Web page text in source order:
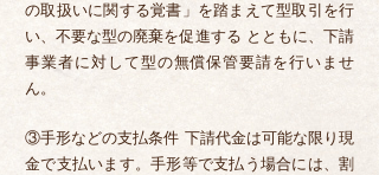
の取扱いに関する覚書」を踏まえて型取引を行
い、不要な型の廃棄を促進する とともに、下請
事業者に対して型の無償保管要請を行いませ
ん。
③手形などの支払条件 下請代金は可能な限り現
金で支払います。手形等で支払う場合には、割